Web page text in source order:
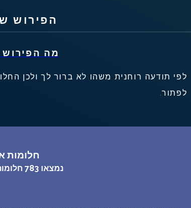
הפירוש
מה
לפי תודעה רוחנית משהו לא ברור לך ולכן
לפתור.
חלומות
נמצאו783